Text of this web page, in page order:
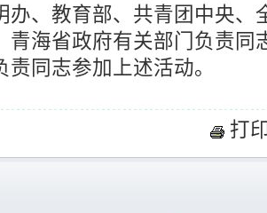
、教育部、共青团中央、
青海省政府有关部门负责同
责同志参加上述活动。
打